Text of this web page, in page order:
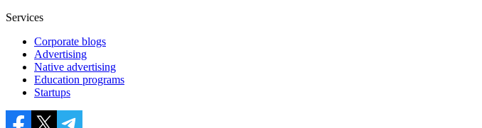
Services
Corporate blogs
Advertising
Native advertising
Education programs
Startups